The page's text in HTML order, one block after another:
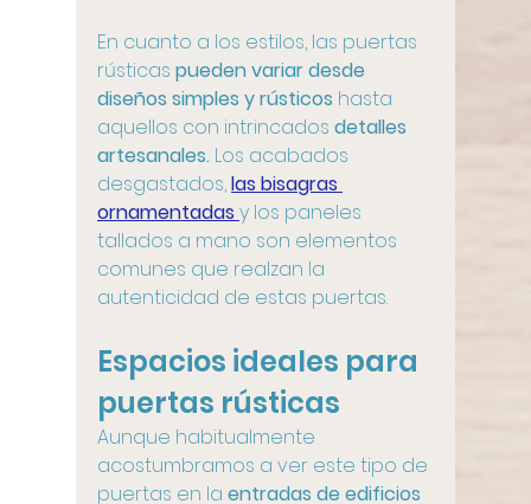
En cuanto a los estilos, las puertas
rústicas pueden variar desde
diseños simples y rústicos hasta
aquellos con intrincados detalles
artesanales. Los acabados
desgastados, las bisagras
ornamentadas y los paneles
tallados a mano son elementos
comunes que realzan la
autenticidad de estas puertas.
Espacios ideales para
puertas rústicas
Aunque habitualmente
acostumbramos a ver este tipo de
puertas en la entradas de edificios